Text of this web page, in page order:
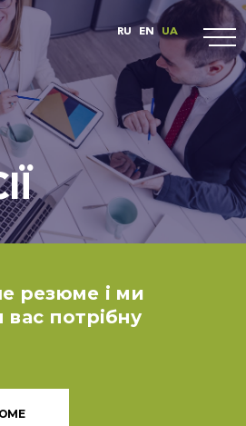
RU EN UA
резюме і ми
потрібну